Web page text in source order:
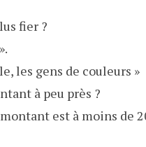
fier ?
les gens de couleurs »
à peu près ?
est à moins de